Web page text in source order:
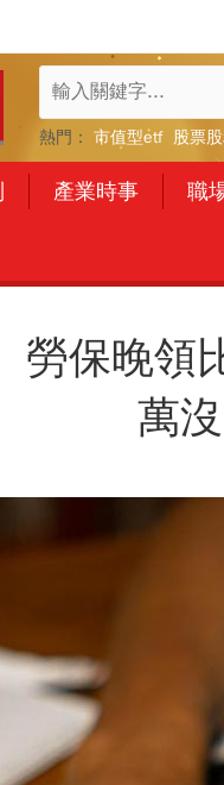
熱門： 市值型etf 股票
產業時事 職
勞保晚領
萬